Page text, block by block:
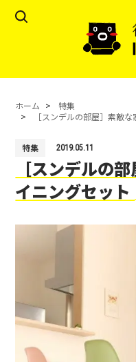
ホーム
特集
［スンデルの部屋］素敵
特集 2019.05.11
［スンデルの
イニングセット